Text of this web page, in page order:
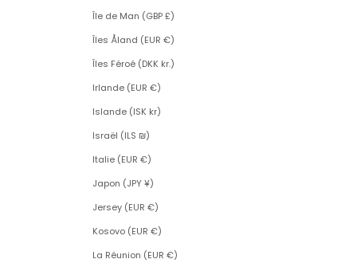
Île de Man (GBP £)
Îles Åland (EUR €)
Îles Féroé (DKK kr.)
Irlande (EUR €)
Islande (ISK kr)
Israël (ILS ₪)
Italie (EUR €)
Japon (JPY ¥)
Jersey (EUR €)
Kosovo (EUR €)
La Réunion (EUR €)